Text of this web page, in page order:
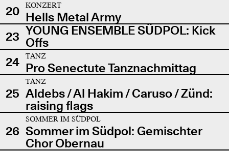
20
KONZERT
Hells Metal Army
23 YOUNG ENSEMBLE SÜDPOL: Kick
Offs
24
TANZ
Pro Senectute Tanznachmittag
25
TANZ
Aldebs / Al Hakim / Caruso / Zünd:
raising flags
26
SOMMER IM SÜDPOL
Sommer im Südpol: Gemischter
Chor Obernau